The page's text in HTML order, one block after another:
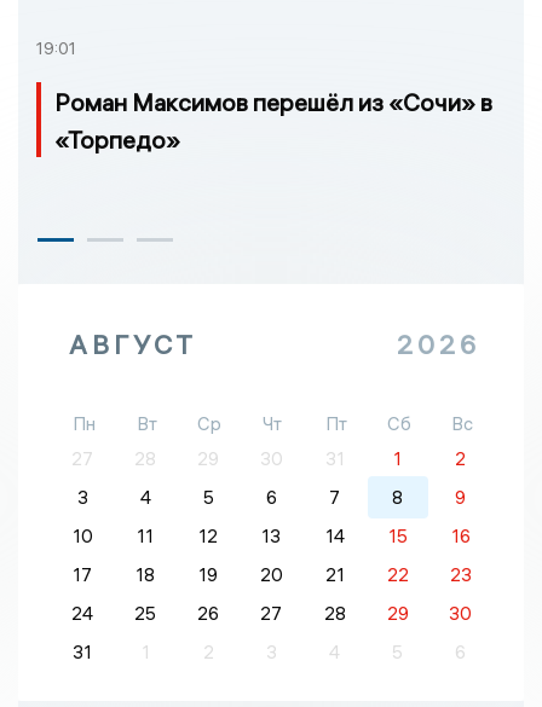
19:01
Роман Максимов перешёл из «Сочи» в
«Торпедо»
АВГУСТ 2026
Пн Вт Ср Чт Пт Сб
Вс
27
28 29 30 31 1
2
3
4 5 6 7 8
9
10
11 12 13 14 15
16
17
18 19 20 21 22
23
24
25 26 27 28 29
30
31
1 2 3 4 5 6